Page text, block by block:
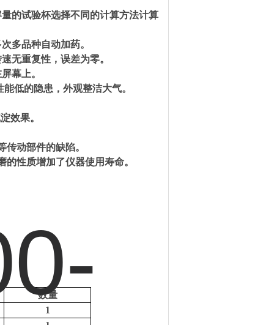
的试验杯选择不同的计算方法计算
多品种自动加药。
无重复性，误差为零。
幕上。
低的隐患，外观整洁大气。
效果。
动部件的缺陷。
性质增加了仪器使用寿命。
数量
1